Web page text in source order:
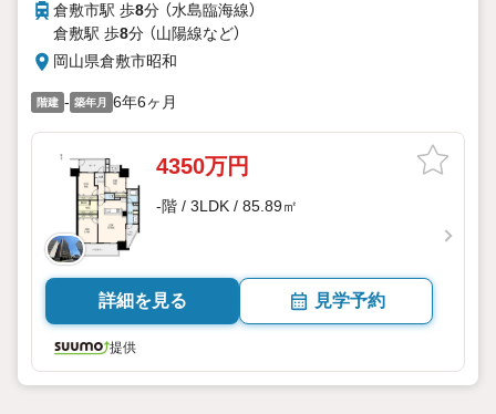
倉敷市駅 歩8分 （水島臨海線）
倉敷駅 歩8分 （山陽線など）
岡山県倉敷市昭和
階建 - 築年月 6年6ヶ月
4350万円
-階 / 3LDK / 85.89㎡
詳細を見る 見学予約
提供